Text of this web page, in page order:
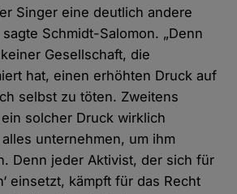
Singer eine deutlich andere
Schmidt-Salomon. „Denn
Gesellschaft, die
hat, einen erhöhten Druck auf
selbst zu töten. Zweitens
solcher Druck wirklich
unternehmen, um ihm
Denn jeder Aktivist, der sich für
einsetzt, kämpft für das Recht